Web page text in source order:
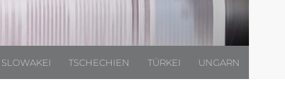
SLOWAKEI TSCHECHIEN TÜRKEI UNGARN